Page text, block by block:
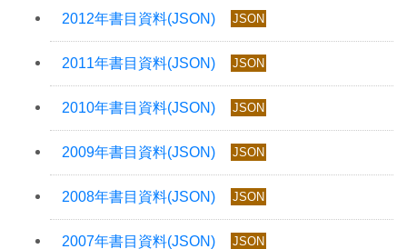
JSON
JSON
JSON
JSON
JSON
JSON